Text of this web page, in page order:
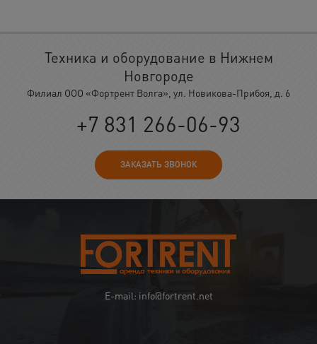
Техника и оборудование в Нижнем
Новгороде
Филиал ООО «Фортрент Волга», ул. Новикова-Прибоя, д. 6
+7 831 266-06-93
ЗАКАЗАТЬ ЗВОНОК
E-mail: info@fortrent.net